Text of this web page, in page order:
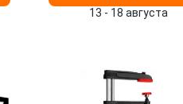
13 - 18 августа